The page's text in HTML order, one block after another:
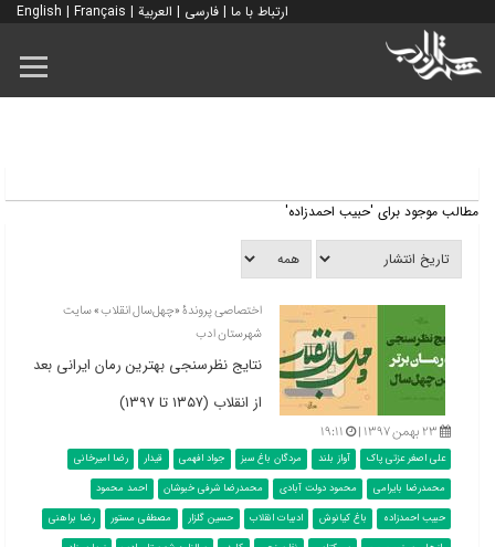
ارتباط با ما | فارسی | العربية |
English | Français
مطالب موجود برای 'حبیب احمدزاده'
اختصاصی پروندۀ «چهل‌سال انقلاب» سایت
شهرستان ادب
نتایج نظرسنجی بهترین رمان ایرانی بعد
از انقلاب (۱۳۵۷ تا ۱۳۹۷)
۲۳ بهمن ۱۳۹۷ | ۱۹:۱۱
علی اصغر عزتی پاک آواز بلند مردگان باغ سبز جواد افهمی قیدار
رضا امیرخانی
محمدرضا بایرامی
محمود دولت آبادی محمدرضا شرفی خبوشان
احمد محمود
حبیب احمدزاده
باغ کیانوش ادبیات انقلاب حسین گلزار مصطفی مستور
رضا براهنی